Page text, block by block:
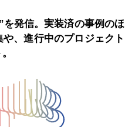
発信。実装済の事例のほ
、進行中のプロジェクト